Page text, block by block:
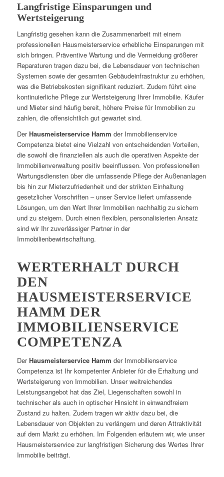
Langfristige Einsparungen und
Wertsteigerung
Langfristig gesehen kann die Zusammenarbeit mit einem
professionellen Hausmeisterservice erhebliche Einsparungen mit
sich bringen. Präventive Wartung und die Vermeidung größerer
Reparaturen tragen dazu bei, die Lebensdauer von technischen
Systemen sowie der gesamten Gebäudeinfrastruktur zu erhöhen,
was die Betriebskosten signifikant reduziert. Zudem führt eine
kontinuierliche Pflege zur Wertsteigerung Ihrer Immobilie. Käufer
und Mieter sind häufig bereit, höhere Preise für Immobilien zu
zahlen, die offensichtlich gut gewartet sind.
Der Hausmeisterservice Hamm der Immobilienservice
Competenza bietet eine Vielzahl von entscheidenden Vorteilen,
die sowohl die finanziellen als auch die operativen Aspekte der
Immobilienverwaltung positiv beeinflussen. Von professionellen
Wartungsdiensten über die umfassende Pflege der Außenanlagen
bis hin zur Mieterzufriedenheit und der strikten Einhaltung
gesetzlicher Vorschriften – unser Service liefert umfassende
Lösungen, um den Wert Ihrer Immobilien nachhaltig zu sichern
und zu steigern. Durch einen flexiblen, personalisierten Ansatz
sind wir Ihr zuverlässiger Partner in der
Immobilienbewirtschaftung.
WERTERHALT DURCH
DEN
HAUSMEISTERSERVICE
HAMM DER
IMMOBILIENSERVICE
COMPETENZA
Der Hausmeisterservice Hamm der Immobilienservice
Competenza ist Ihr kompetenter Anbieter für die Erhaltung und
Wertsteigerung von Immobilien. Unser weitreichendes
Leistungsangebot hat das Ziel, Liegenschaften sowohl in
technischer als auch in optischer Hinsicht in einwandfreiem
Zustand zu halten. Zudem tragen wir aktiv dazu bei, die
Lebensdauer von Objekten zu verlängern und deren Attraktivität
auf dem Markt zu erhöhen. Im Folgenden erläutern wir, wie unser
Hausmeisterservice zur langfristigen Sicherung des Wertes Ihrer
Immobilie beiträgt.